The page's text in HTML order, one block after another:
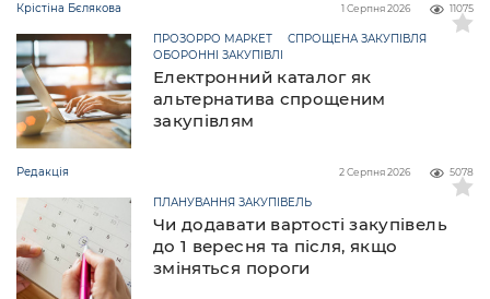
Крістіна Бєлякова 11075
1 Серпня 2026
Електронний каталог як
альтернатива спрощеним
закупівлям
ПРОЗОРРО МАРКЕТ
СПРОЩЕНА ЗАКУПІВЛЯ
ОБОРОННІ ЗАКУПІВЛІ
Редакція 5078
2 Серпня 2026
Чи додавати вартості закупівель
до 1 вересня та після, якщо
зміняться пороги
ПЛАНУВАННЯ ЗАКУПІВЕЛЬ